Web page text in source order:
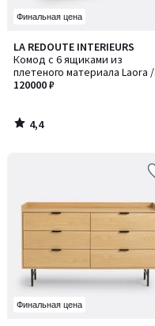
Финальная цена
LA REDOUTE INTERIEURS
Комод с 6 ящиками из
плетеного материала Laora /
Лаора
120000 ₽
4,4
/ 5
4,4
/
Финальная цена